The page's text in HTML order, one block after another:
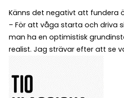
Känns det negativt att fundera
– För att våga starta och driva
man ha en optimistisk
realist. Jag strävar efter att se